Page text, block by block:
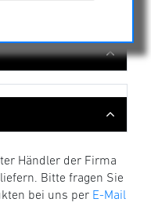
Händler der Firma
Bitte fragen Sie
bei uns per E-Mail